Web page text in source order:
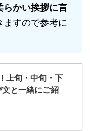
らかい挨拶に言
ますので参考に
上旬・中旬・下
と一緒にご紹